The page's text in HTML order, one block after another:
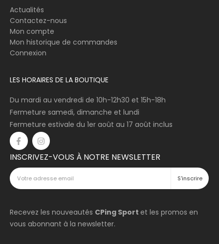
Actualités
Contactez-nous
Mon compte
Mon historique de commandes
Connexion
LES HORAIRES DE LA BOUTIQUE
Du mardi au vendredi de 10h-12h30 et 15h-18h
Fermeture samedi, dimanche et lundi
Fermeture estivale du 1er août au 17 août inclus
INSCRIVEZ-VOUS À NOTRE NEWSLETTER
Recevez les nouveautés CPing Sport et les promos en
vous abonnant à la newsletter.